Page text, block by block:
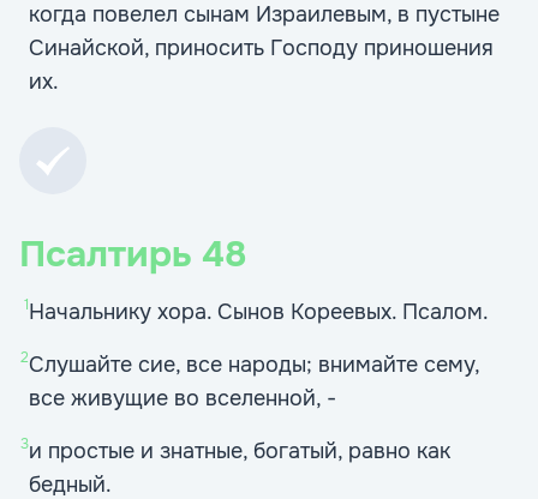
когда повелел сынам Израилевым, в пустыне
Синайской, приносить Господу приношения
их.
Псалтирь 48
1Начальнику хора. Сынов Кореевых. Псалом.
2Слушайте сие, все народы; внимайте сему,
все живущие во вселенной, -
3и простые и знатные, богатый, равно как
бедный.